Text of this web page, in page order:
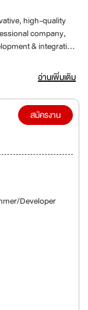
high-quality
company,
& integration.
อ่านเพิ่มเติม
สมัครงาน
Developer